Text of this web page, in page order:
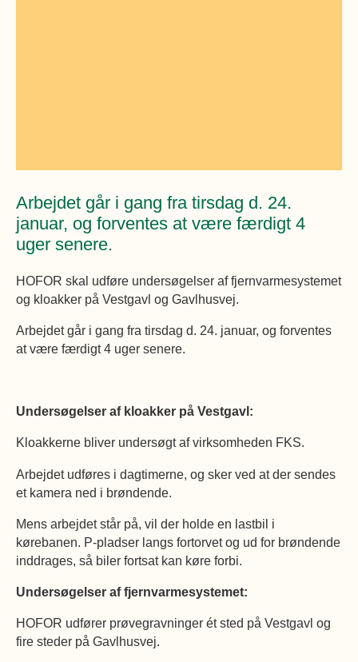
Arbejdet går i gang fra tirsdag d. 24.
januar, og forventes at være færdigt 4
uger senere.
HOFOR skal udføre undersøgelser af fjernvarmesystemet
og kloakker på Vestgavl og Gavlhusvej.
Arbejdet går i gang fra tirsdag d. 24. januar, og forventes
at være færdigt 4 uger senere.
Undersøgelser af kloakker på Vestgavl:
Kloakkerne bliver undersøgt af virksomheden FKS.
Arbejdet udføres i dagtimerne, og sker ved at der sendes
et kamera ned i brøndende.
Mens arbejdet står på, vil der holde en lastbil i
kørebanen. P-pladser langs fortorvet og ud for brøndende
inddrages, så biler fortsat kan køre forbi.
Undersøgelser af fjernvarmesystemet:
HOFOR udfører prøvegravninger ét sted på Vestgavl og
fire steder på Gavlhusvej.